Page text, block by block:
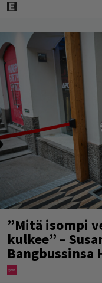
”Mitä isompi
kulkee” –
Bangbussinsa